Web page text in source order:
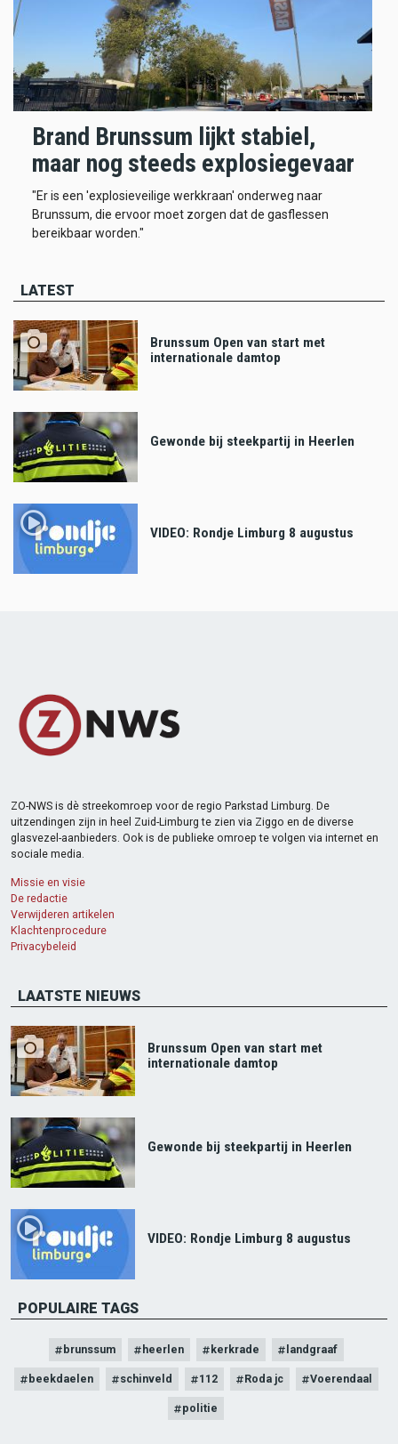
Brand Brunssum lijkt stabiel,
maar nog steeds explosiegevaar
"Er is een 'explosieveilige werkkraan' onderweg naar
Brunssum, die ervoor moet zorgen dat de gasflessen
bereikbaar worden."
LATEST
Brunssum Open van start met
internationale damtop
Gewonde bij steekpartij in Heerlen
VIDEO: Rondje Limburg 8 augustus
ZO-NWS is dè streekomroep voor de regio Parkstad Limburg. De
uitzendingen zijn in heel Zuid-Limburg te zien via Ziggo en de diverse
glasvezel-aanbieders. Ook is de publieke omroep te volgen via internet en
sociale media.
Missie en visie
De redactie
Verwijderen artikelen
Klachtenprocedure
Privacybeleid
LAATSTE NIEUWS
Brunssum Open van start met
internationale damtop
Gewonde bij steekpartij in Heerlen
VIDEO: Rondje Limburg 8 augustus
POPULAIRE TAGS
brunssum heerlen kerkrade landgraaf
beekdaelen schinveld 112 Roda jc Voerendaal
politie